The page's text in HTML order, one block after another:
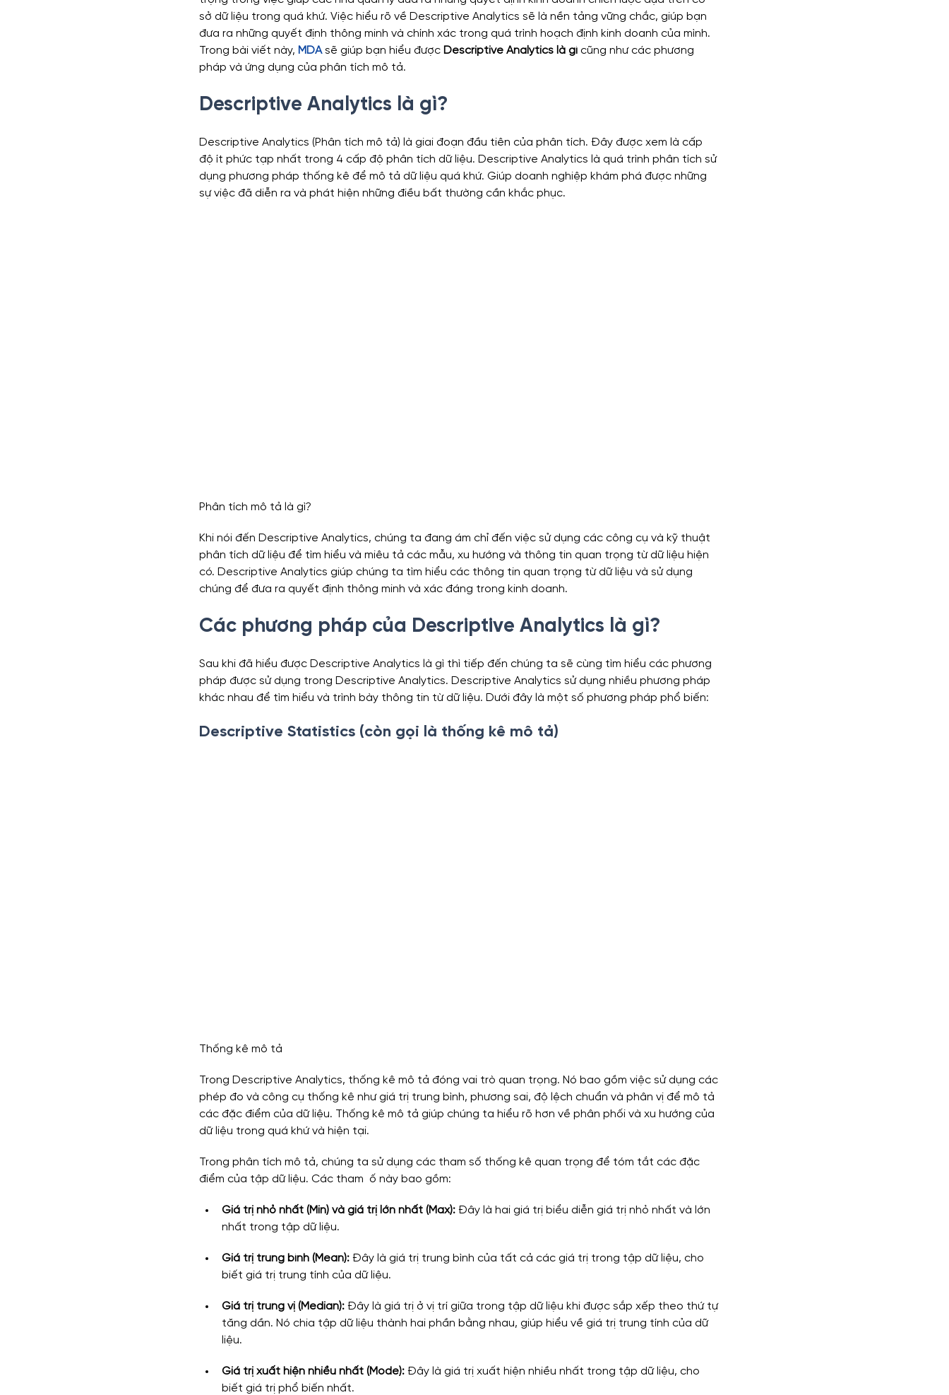
Functions Marketing Analytics Financial Analytics Sales Analytics HR Analytics
Series Phân tích dữ liệu kinh doanh
sở dữ liệu trong quá khứ. Việc hiểu rõ về Descriptive Analytics sẽ là nền tảng vững chắc, giúp bạn
đưa ra những quyết định thông minh và chính xác trong quá trình hoạch định kinh doanh của mình.
Trong bài viết này, MDA sẽ giúp bạn hiểu được Descriptive Analytics là gì cũng như các phương
pháp và ứng dụng của phân tích mô tả.
Descriptive Analytics là gì?
Descriptive Analytics (Phân tích mô tả) là giai đoạn đầu tiên của phân tích. Đây được xem là cấp
độ ít phức tạp nhất trong 4 cấp độ phân tích dữ liệu. Descriptive Analytics là quá trình phân tích sử
dụng phương pháp thống kê để mô tả dữ liệu quá khứ. Giúp doanh nghiệp khám phá được những
sự việc đã diễn ra và phát hiện những điều bất thường cần khắc phục.
Phân tích mô tả là gì?
Khi nói đến Descriptive Analytics, chúng ta đang ám chỉ đến việc sử dụng các công cụ và kỹ thuật
phân tích dữ liệu để tìm hiểu và miêu tả các mẫu, xu hướng và thông tin quan trọng từ dữ liệu hiện
có. Descriptive Analytics giúp chúng ta tìm hiểu các thông tin quan trọng từ dữ liệu và sử dụng
chúng để đưa ra quyết định thông minh và xác đáng trong kinh doanh.
Các phương pháp của Descriptive Analytics là gì?
Sau khi đã hiểu được Descriptive Analytics là gì thì tiếp đến chúng ta sẽ cùng tìm hiểu các phương
pháp được sử dụng trong Descriptive Analytics. Descriptive Analytics sử dụng nhiều phương pháp
khác nhau để tìm hiểu và trình bày thông tin từ dữ liệu. Dưới đây là một số phương pháp phổ biến:
Descriptive Statistics (còn gọi là thống kê mô tả)
Thống kê mô tả
Trong Descriptive Analytics, thống kê mô tả đóng vai trò quan trọng. Nó bao gồm việc sử dụng các
phép đo và công cụ thống kê như giá trị trung bình, phương sai, độ lệch chuẩn và phân vị để mô tả
các đặc điểm của dữ liệu. Thống kê mô tả giúp chúng ta hiểu rõ hơn về phân phối và xu hướng của
dữ liệu trong quá khứ và hiện tại.
Trong phân tích mô tả, chúng ta sử dụng các tham số thống kê quan trọng để tóm tắt các đặc
điểm của tập dữ liệu. Các tham  ố này bao gồm:
Giá trị nhỏ nhất (Min) và giá trị lớn nhất (Max): Đây là hai giá trị biểu diễn giá trị nhỏ nhất và lớn
nhất trong tập dữ liệu.
Giá trị trung bình (Mean): Đây là giá trị trung bình của tất cả các giá trị trong tập dữ liệu, cho
biết giá trị trung tính của dữ liệu.
Giá trị trung vị (Median): Đây là giá trị ở vị trí giữa trong tập dữ liệu khi được sắp xếp theo thứ tự
tăng dần. Nó chia tập dữ liệu thành hai phần bằng nhau, giúp hiểu về giá trị trung tính của dữ
liệu.
Giá trị xuất hiện nhiều nhất (Mode): Đây là giá trị xuất hiện nhiều nhất trong tập dữ liệu, cho
biết giá trị phổ biến nhất.